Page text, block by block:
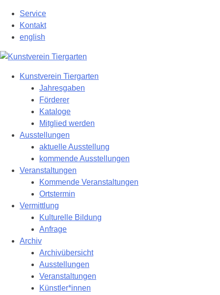
Hauptinhalt
springen
Service
Kontakt
english
Kunstverein Tiergarten
Jahresgaben
Förderer
Kataloge
Mitglied werden
Ausstellungen
aktuelle Ausstellung
kommende Ausstellungen
Veranstaltungen
Kommende Veranstaltungen
Ortstermin
Vermittlung
Kulturelle Bildung
Anfrage
Archiv
Archivübersicht
Ausstellungen
Veranstaltungen
Künstler*innen